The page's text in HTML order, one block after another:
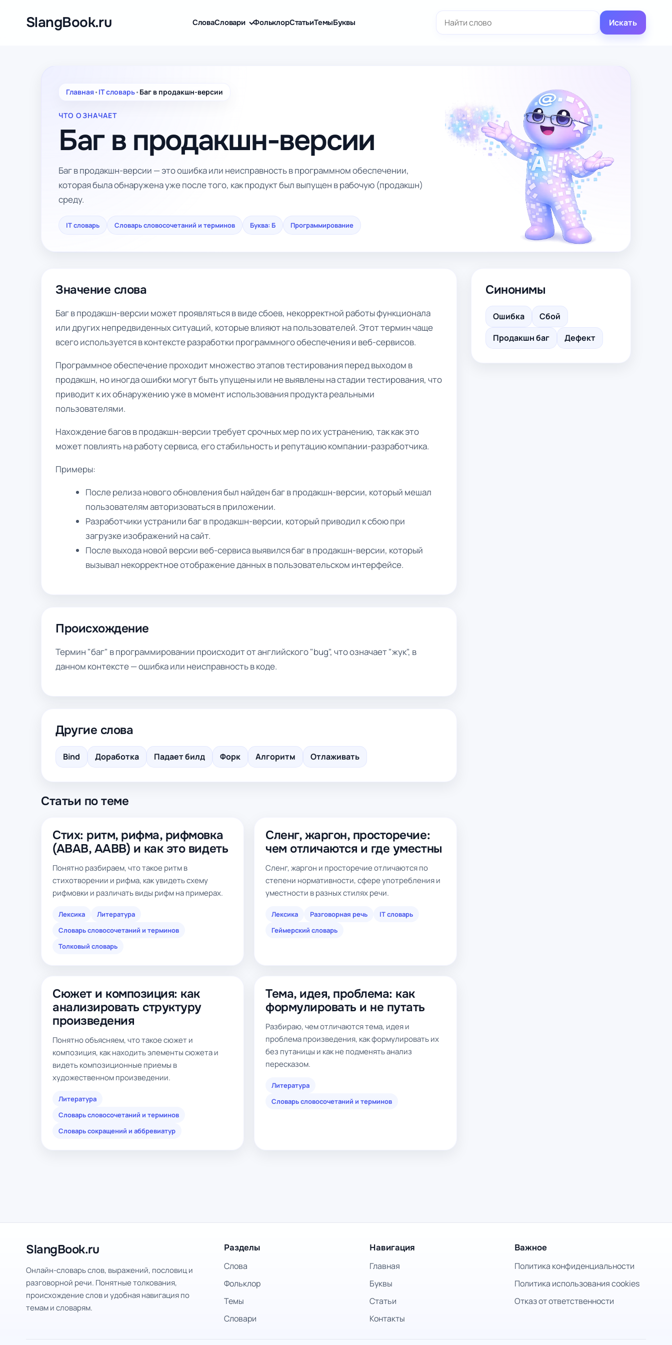
содержимомуSlangBook.ru СловаСловари ФольклорСтатьиТемыБуквы Искать
Главная• IT словарь• Баг в продакшн-версии
ЧТО ОЗНАЧАЕТ
Баг в продакшн-версии
Баг в продакшн-версии — это ошибка или неисправность в программном обеспечении,
которая была обнаружена уже после того, как продукт был выпущен в рабочую (продакшн)
среду.
IT словарь Словарь словосочетаний и терминов Буква: Б Программирование
Значение слова
Баг в продакшн-версии может проявляться в виде сбоев, некорректной работы функционала
или других непредвиденных ситуаций, которые влияют на пользователей. Этот термин чаще
всего используется в контексте разработки программного обеспечения и веб-сервисов.
Программное обеспечение проходит множество этапов тестирования перед выходом в
продакшн, но иногда ошибки могут быть упущены или не выявлены на стадии тестирования, что
приводит к их обнаружению уже в момент использования продукта реальными
пользователями.
Нахождение багов в продакшн-версии требует срочных мер по их устранению, так как это
может повлиять на работу сервиса, его стабильность и репутацию компании-разработчика.
Примеры:
После релиза нового обновления был найден баг в продакшн-версии, который мешал
пользователям авторизоваться в приложении.
Разработчики устранили баг в продакшн-версии, который приводил к сбою при
загрузке изображений на сайт.
После выхода новой версии веб-сервиса выявился баг в продакшн-версии, который
вызывал некорректное отображение данных в пользовательском интерфейсе.
Происхождение
Термин "баг" в программировании происходит от английского "bug", что означает "жук", в
данном контексте — ошибка или неисправность в коде.
Другие слова
Bind Доработка Падает билд Форк Алгоритм Отлаживать
Статьи по теме
Стих: ритм, рифма, рифмовка
(ABAB, AABB) и как это видеть
Понятно разбираем, что такое ритм в
стихотворении и рифма, как увидеть схему
рифмовки и различать виды рифм на примерах.
Лексика
Литература
Словарь словосочетаний и терминов
Толковый словарь
Сленг, жаргон, просторечие:
чем отличаются и где уместны
Сленг, жаргон и просторечие отличаются по
степени нормативности, сфере употребления и
уместности в разных стилях речи.
Лексика Разговорная речь
IT словарь
Геймерский словарь
Сюжет и композиция: как
анализировать структуру
произведения
Понятно объясняем, что такое сюжет и
композиция, как находить элементы сюжета и
видеть композиционные приемы в
художественном произведении.
Литература
Словарь словосочетаний и терминов
Словарь сокращений и аббревиатур
Тема, идея, проблема: как
формулировать и не путать
Разбираю, чем отличаются тема, идея и
проблема произведения, как формулировать их
без путаницы и как не подменять анализ
пересказом.
Литература
Словарь словосочетаний и терминов
Синонимы
Ошибка
Сбой
Продакшн баг
Дефект
SlangBook.ru
Онлайн-словарь слов, выражений, пословиц и
разговорной речи. Понятные толкования,
происхождение слов и удобная навигация по
темам и словарям.
Разделы
Слова
Фольклор
Темы
Словари
Навигация
Главная
Буквы
Статьи
Контакты
Важное
Политика конфиденциальности
Политика использования cookies
Отказ от ответственности